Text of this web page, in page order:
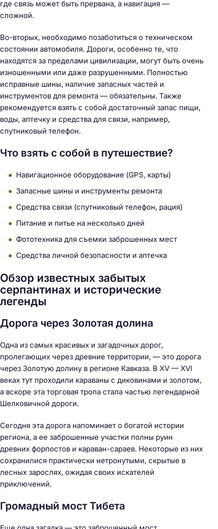
где связь может быть прервана, а навигация —
сложной.
Во-вторых, необходимо позаботиться о техническом
состоянии автомобиля. Дороги, особенно те, что
находятся за пределами цивилизации, могут быть очень
изношенными или даже разрушенными. Полностью
исправные шины, наличие запасных частей и
инструментов для ремонта — обязательны. Также
рекомендуется взять с собой достаточный запас пищи,
воды, аптечку и средства для связи, например,
спутниковый телефон.
Что взять с собой в путешествие?
Навигационное оборудование (GPS, карты)
Запасные шины и инструменты ремонта
Средства связи (спутниковый телефон, рация)
Питание и питье на несколько дней
Фототехника для съемки заброшенных мест
Средства личной безопасности и аптечка
Обзор известных забытых
серпантинах и исторические
легенды
Дорога через Золотая долина
Одна из самых красивых и загадочных дорог,
пролегающих через древние территории, — это дорога
через Золотую долину в регионе Кавказа. В XV — XVI
веках тут проходили караваны с диковинами и золотом,
а вскоре эта торговая тропа стала частью легендарной
Шелковичной дороги.
Сегодня эта дорога напоминает о богатой истории
региона, а ее заброшенные участки полны руин
древних форпостов и караван-сараев. Некоторые из них
сохранилися практически нетронутыми, скрытые в
лесных зарослях, ожидая своих искателей
приключений.
Громадный мост Тибета